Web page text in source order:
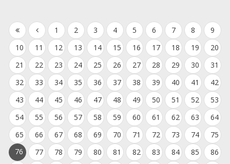
1 2 3 4 5 6 7 8
9
10
11 12 13 14 15 16 17 18 19
20
21
22 23 24 25 26 27 28 29 30
31
32
33 34 35 36 37 38 39 40 41
42
43
44 45 46 47 48 49 50 51 52
53
54
55 56 57 58 59 60 61 62 63
64
65
66 67 68 69 70 71 72 73 74
75
76
77 78 79 80 81 82 83 84 85
86